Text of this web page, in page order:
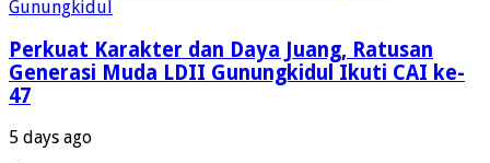
Perkuat Karakter dan Daya Juang, Ratusan
Generasi Muda LDII Gunungkidul Ikuti CAI ke-
47
5 days ago